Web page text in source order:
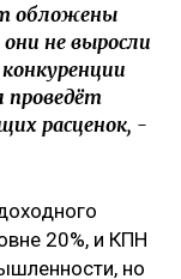
обложены
не выросли
проведёт
расценок, -
20%, и КПН
но